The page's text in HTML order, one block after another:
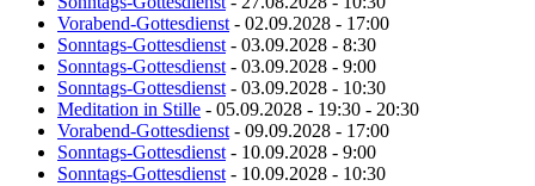
Vorabend-Gottesdienst- 02.09.2028 - 17:00
Sonntags-Gottesdienst- 03.09.2028 - 8:30
Sonntags-Gottesdienst- 03.09.2028 - 9:00
Sonntags-Gottesdienst- 03.09.2028 - 10:30
Meditation in Stille - 05.09.2028 - 19:30 - 20:30
Vorabend-Gottesdienst- 09.09.2028 - 17:00
Sonntags-Gottesdienst- 10.09.2028 - 9:00
Sonntags-Gottesdienst- 10.09.2028 - 10:30